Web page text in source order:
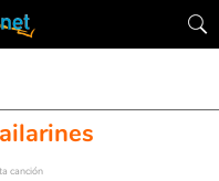
canción